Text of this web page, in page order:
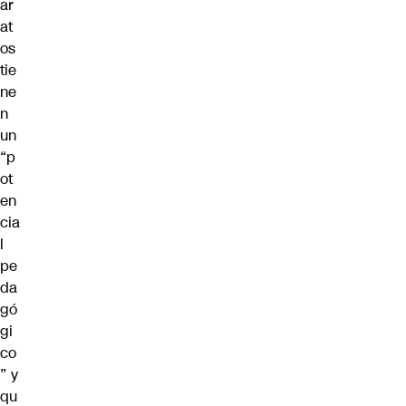
ar
at
os
tie
ne
n
un
“p
ot
en
cia
l
pe
da
gó
gi
co
” y
qu